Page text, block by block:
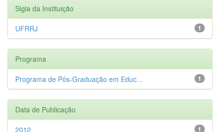
Sigla da Instituição
1
UFRRJ
Programa
1
Programa de Pós-Graduação em Educ...
Data de Publicação
1
2012